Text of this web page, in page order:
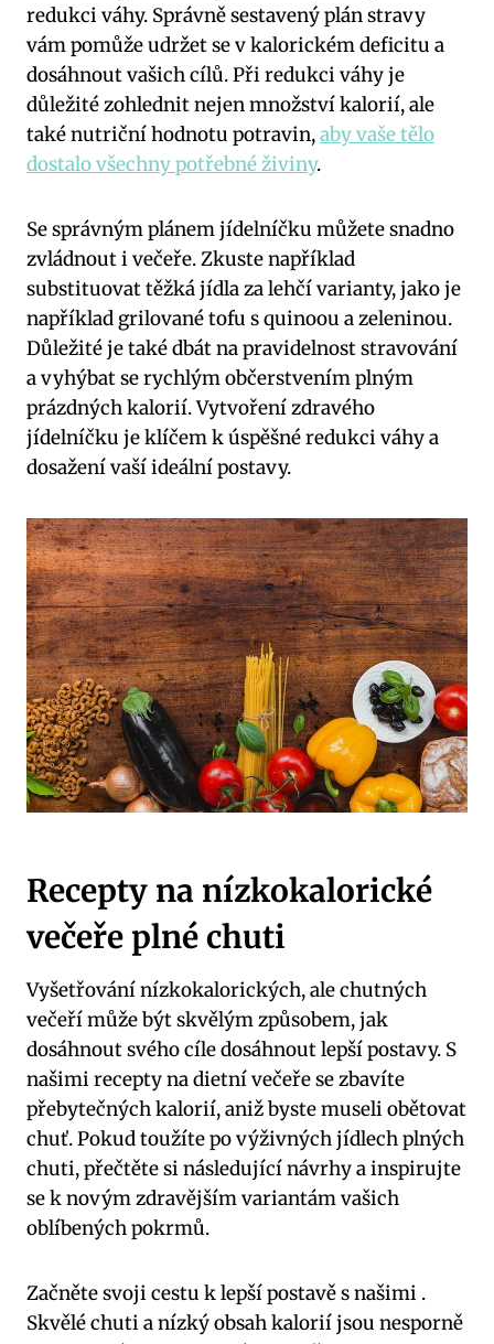
redukci váhy. Správně sestavený plán stravy
vám pomůže udržet se v kalorickém deficitu a
dosáhnout vašich cílů. Při redukci váhy je
důležité zohlednit nejen množství kalorií, ale
také nutriční hodnotu potravin,aby vaše tělo
dostalo všechny potřebné živiny.
Se správným plánem jídelníčku můžete snadno
zvládnout i večeře. Zkuste například
substituovat těžká jídla za lehčí varianty, jako je
například grilované tofu s quinoou a zeleninou.
Důležité je také dbát na pravidelnost stravování
a vyhýbat se rychlým občerstvením plným
prázdných kalorií. Vytvoření zdravého
jídelníčku je klíčem k úspěšné redukci váhy a
dosažení vaší ideální postavy.
Recepty na nízkokalorické
večeře plné chuti
Vyšetřování nízkokalorických, ale chutných
večeří může být skvělým způsobem, jak
dosáhnout svého cíle dosáhnout lepší postavy. S
našimi recepty na dietní večeře se zbavíte
přebytečných kalorií, aniž byste museli obětovat
chuť. Pokud toužíte po výživných jídlech plných
chuti, přečtěte si následující návrhy a inspirujte
se k novým zdravějším variantám vašich
oblíbených pokrmů.
Začněte svoji cestu k lepší postavě s našimi .
Skvělé chuti a nízký obsah kalorií jsou nesporně